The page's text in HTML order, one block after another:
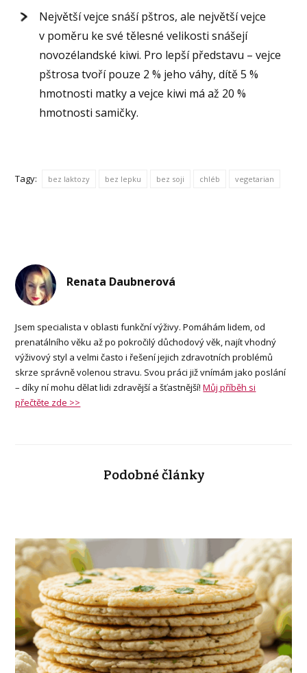
Největší vejce snáší pštros, ale největší vejce
v poměru ke své tělesné velikosti snášejí
novozélandské kiwi. Pro lepší představu – vejce
pštrosa tvoří pouze 2 % jeho váhy, dítě 5 %
hmotnosti matky a vejce kiwi má až 20 %
hmotnosti samičky.
Tagy: bez laktozy bez lepku bez soji chléb vegetarian
Renata Daubnerová
Jsem specialista v oblasti funkční výživy. Pomáhám lidem, od
prenatálního věku až po pokročilý důchodový věk, najít vhodný
výživový styl a velmi často i řešení jejich zdravotních problémů
skrze správně volenou stravu. Svou práci již vnímám jako poslání
– díky ní mohu dělat lidi zdravější a šťastnější!Můj příběh si
přečtěte zde >>
Podobné články